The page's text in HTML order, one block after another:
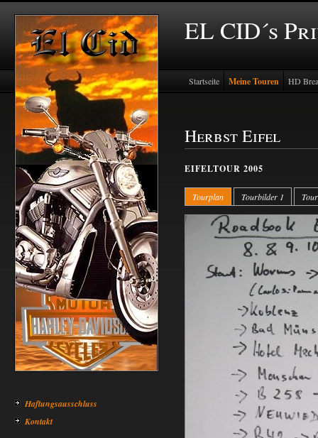
EL CID´s
Haftungsausschluss
Kontakt
Startseite Meine Touren HD
Herbst Eifel
EIFELTOUR 2005
Tourplan Tourbilder 1